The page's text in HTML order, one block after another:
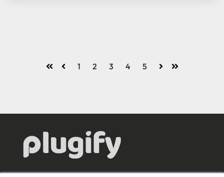
PrimeiroVoltar
1 2 3 4 5
PróximoÚltimo